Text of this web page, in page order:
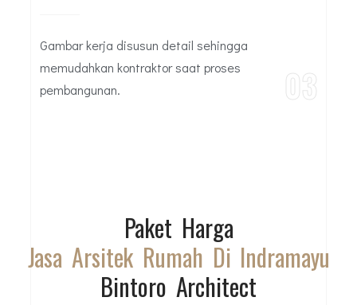
Gambar kerja disusun detail sehingga
memudahkan kontraktor saat proses
pembangunan.
03
Paket Harga
Jasa Arsitek Rumah Di Indramayu
Bintoro Architect